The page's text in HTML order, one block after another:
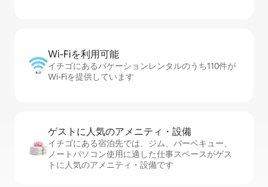
Wi-Fiを利⁠用⁠可⁠能
イチゴにあるバケーションレンタルのうち110件が
Wi-Fiを提供しています
ゲストに人⁠気⁠のア⁠メ⁠ニ⁠テ⁠ィ・設⁠備
イチゴにある宿泊先では、ジム、バーベキュー、
ノートパソコン使用に適した仕事スペースがゲス
トに人気のアメニティ・設備です